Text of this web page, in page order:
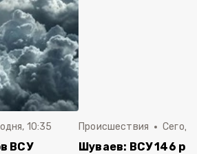
10:35
ВСУ
Происшествия
Шуваев: ВСУ 146